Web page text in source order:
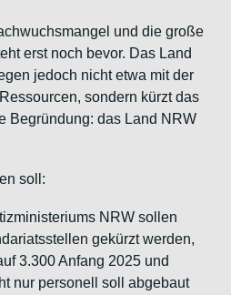
und die große
erst noch bevor. Das Land
jedoch nicht etwa mit der
sondern kürzt das
Begründung: das Land NRW
soll:
NRW sollen
gekürzt werden,
3.300 Anfang 2025 und
nur personell soll abgebaut